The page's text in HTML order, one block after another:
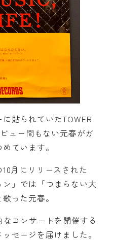
貼られていたTOWER
ュー間もない元春がガ
ています。
月にリリースされた
ン」では「つまらない大
った元春。
コンサートを開催する
セージを届けました。